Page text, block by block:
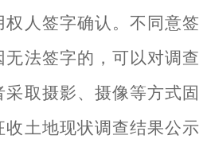
人签字确认。不同意签
法签字的，可以对调查
取摄影、摄像等方式固
土地现状调查结果公示